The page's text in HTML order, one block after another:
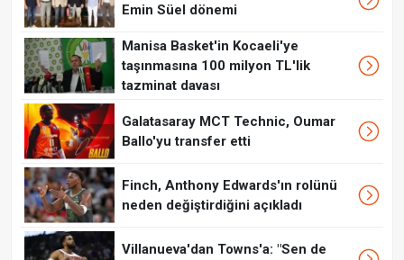
Emin Süel dönemi
Manisa Basket'in Kocaeli'ye
taşınmasına 100 milyon TL'lik
tazminat davası
Galatasaray MCT Technic, Oumar
Ballo'yu transfer etti
Finch, Anthony Edwards'ın rolünü
neden değiştirdiğini açıkladı
Villanueva'dan Towns'a: "Sen de